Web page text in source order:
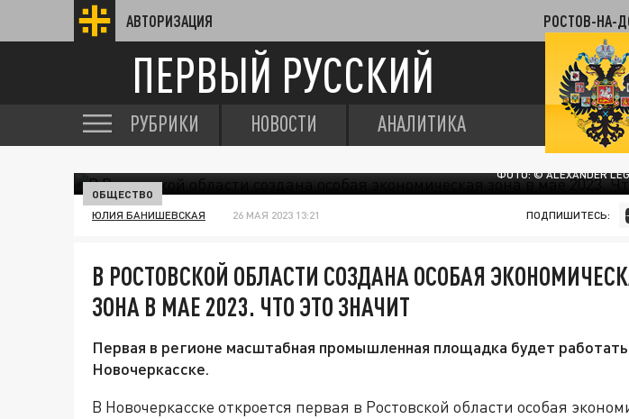
АВТОРИЗАЦИЯ РОСТОВ-НА-
ПЕРВЫЙ РУССКИЙ
РУБРИКИ НОВОСТИ АНАЛИТИКА
ФОТО: © ALEXANDER
ОБЩЕСТВО
ЮЛИЯ БАНИШЕВСКАЯ 26 МАЯ 2023 13:21 ПОДПИШИТЕСЬ:
В РОСТОВСКОЙ ОБЛАСТИ СОЗДАНА ОСОБАЯ
ЗОНА В МАЕ 2023. ЧТО ЭТО ЗНАЧИТ
Первая в регионе масштабная промышленная площадка будет
Новочеркасске.
В Новочеркасске откроется первая в Ростовской области особая